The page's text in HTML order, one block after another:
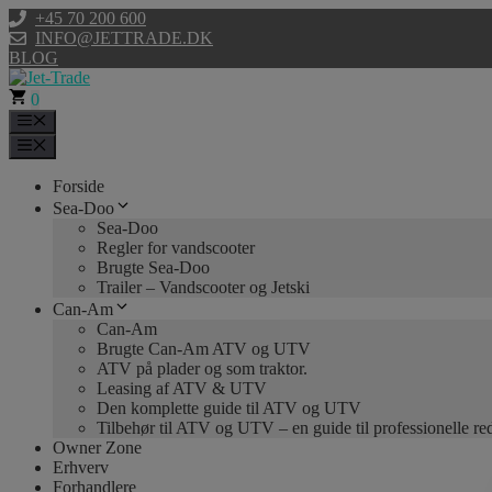
Hop
til
indhold
+45 70 200 600
INFO@JETTRADE.DK
BLOG
0
Forside
Sea-Doo
Sea-Doo
Regler for vandscooter
Brugte Sea-Doo
Trailer – Vandscooter og Jetski
Can-Am
Can-Am
Brugte Can-Am ATV og UTV
ATV på plader og som traktor.
Leasing af ATV & UTV
Den komplette guide til ATV og UTV
Tilbehør til ATV og UTV – en guide til professionelle
Owner Zone
Erhverv
Forhandlere